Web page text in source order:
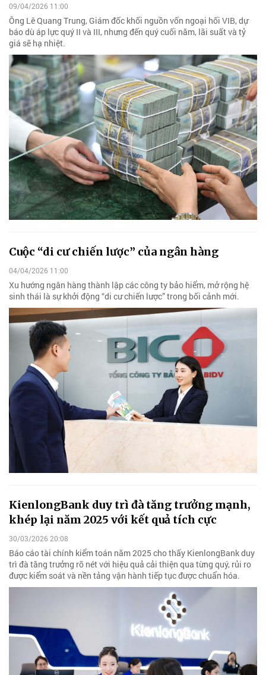
09/04/2026 11:00
Ông Lê Quang Trung, Giám đốc khối nguồn vốn ngoại hối VIB, dự
báo dù áp lực quý II và III, nhưng đến quý cuối năm, lãi suất và tỷ
giá sẽ hạ nhiệt.
Cuộc “di cư chiến lược” của ngân hàng
04/04/2026 11:00
Xu hướng ngân hàng thành lập các công ty bảo hiểm, mở rộng hệ
sinh thái là sự khởi động “di cư chiến lược” trong bối cảnh mới.
KienlongBank duy trì đà tăng trưởng mạnh,
khép lại năm 2025 với kết quả tích cực
30/03/2026 20:08
Báo cáo tài chính kiểm toán năm 2025 cho thấy KienlongBank duy
trì đà tăng trưởng rõ nét với hiệu quả cải thiện qua từng quý, rủi ro
được kiểm soát và nền tảng vận hành tiếp tục được chuẩn hóa.